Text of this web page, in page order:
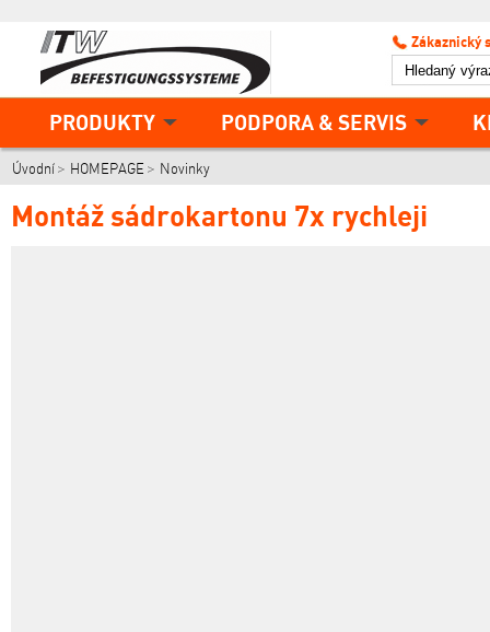
PRODUKTY PODPORA & SERVIS
Zákaznický
Úvodní HOMEPAGE Novinky
Montáž sádrokartonu 7x rychleji